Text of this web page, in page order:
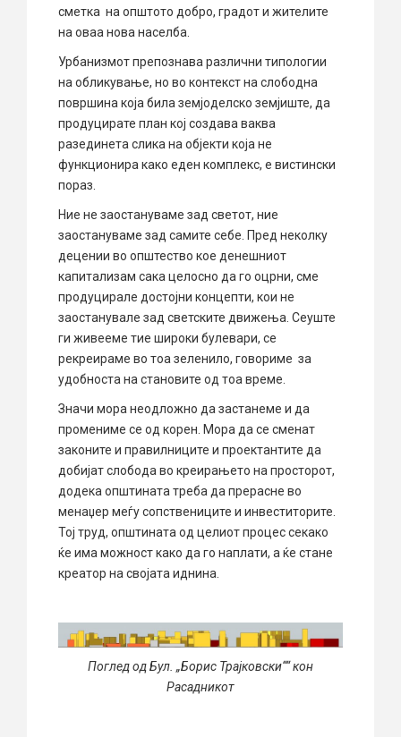
сметка на општото добро, градот и жителите
на оваа нова населба.
Урбанизмот препознава различни типологии
на обликување, но во контекст на слободна
површина која била земјоделско земјиште, да
продуцирате план кој создава ваква
разединета слика на објекти која не
функционира како еден комплекс, е вистински
пораз.
Ние не заостануваме зад светот, ние
заостануваме зад самите себе. Пред неколку
децении во општество кое денешниот
капитализам сака целосно да го оцрни, сме
продуцирале достојни концепти, кои не
заостанувале зад светските движења. Сеуште
ги живееме тие широки булевари, се
рекреираме во тоа зеленило, говориме за
удобноста на становите од тоа време.
Значи мора неодложно да застанеме и да
промениме се од корен. Мора да се сменат
законите и правилниците и проектантите да
добијат слобода во креирањето на просторот,
додека општината треба да прерасне во
менаџер меѓу сопствениците и инвеститорите.
Тој труд, општината од целиот процес секако
ќе има можност како да го наплати, а ќе стане
креатор на својата иднина.
Поглед од Бул. „Борис Трајковски““ кон
Расадникот